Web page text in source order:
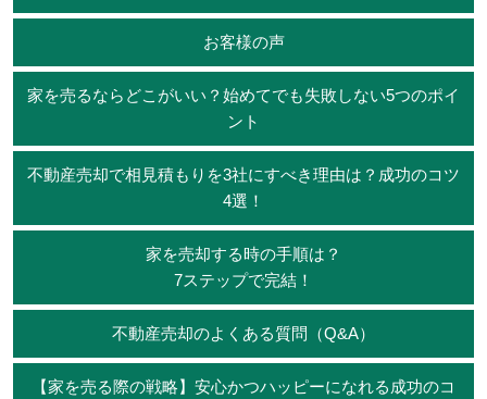
お客様の声
家を売るならどこがいい？始めてでも失敗しない5つのポイ
ント
不動産売却で相見積もりを3社にすべき理由は？成功のコツ
4選！
家を売却する時の手順は？
7ステップで完結！
不動産売却のよくある質問（Q&A）
【家を売る際の戦略】安心かつハッピーになれる成功のコ